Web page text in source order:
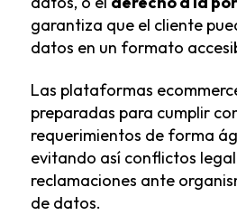
garantiza que el cliente
datos en un formato
Las plataformas
preparadas para cumplir
requerimientos de forma
evitando así conflictos
reclamaciones ante
de datos.